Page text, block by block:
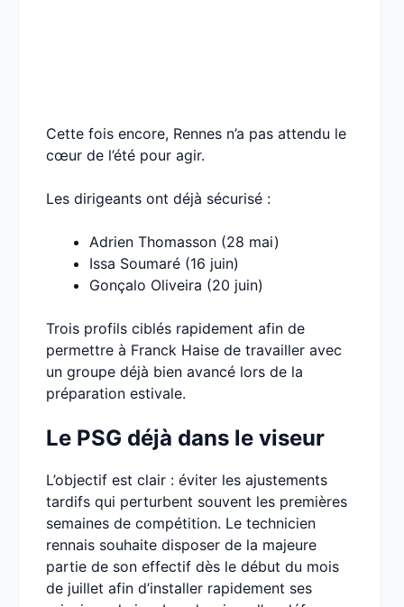
Cette fois encore, Rennes n’a pas attendu le
cœur de l’été pour agir.
Les dirigeants ont déjà sécurisé :
Adrien Thomasson (28 mai)
Issa Soumaré (16 juin)
Gonçalo Oliveira (20 juin)
Trois profils ciblés rapidement afin de
permettre à Franck Haise de travailler avec
un groupe déjà bien avancé lors de la
préparation estivale.
Le PSG déjà dans le viseur
L’objectif est clair : éviter les ajustements
tardifs qui perturbent souvent les premières
semaines de compétition. Le technicien
rennais souhaite disposer de la majeure
partie de son effectif dès le début du mois
de juillet afin d’installer rapidement ses